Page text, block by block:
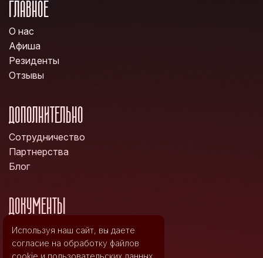
ГЛАВНОЕ
О нас
Афиша
Резиденты
Отзывы
ДОПОЛНИТЕЛЬНО
Сотрудничество
Партнерства
Блог
ДОКУМЕНТЫ
Политика конфиденциальности
Правила возврата билетов
Используя наш сайт, вы даете
согласие на обработку файлов
cookie и пользовательских данных